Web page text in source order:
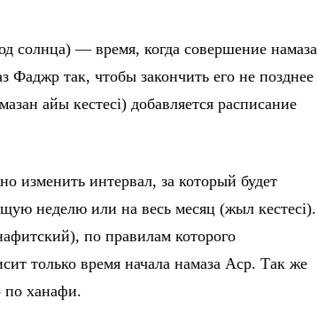
солнца) — время, когда совершение намаза
Фаджр так, чтобы закончить его не позднее
айы кестесі) добавляется расписание
изменить интервал, за который будет
неделю или на весь месяц (жыл кестесі).
по правилам которого
только время начала намаза Аср. Так же
по ханафи.